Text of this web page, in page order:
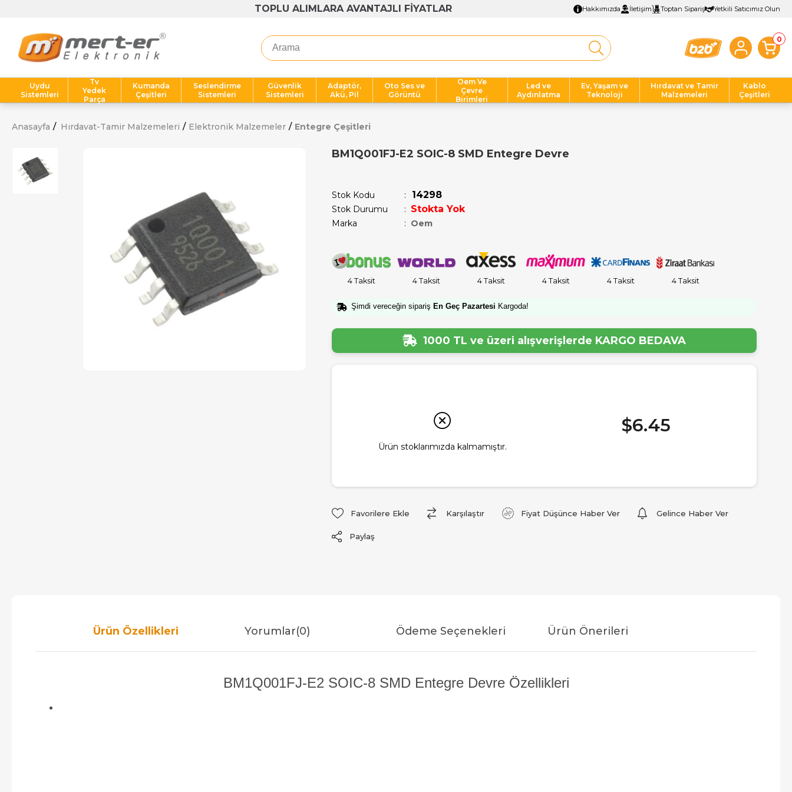
1000 TL ÜZERİ ÜCRETSİZ KARGO Hakkımızda İletişim Toptan Sipariş Yetkili Satıcımız Olun
0
Uydu
Sistemleri
Tv
Yedek
Parça
Kumanda
Çeşitleri
Seslendirme
Sistemleri
Güvenlik
Sistemleri
Adaptör,
Akü, Pil
Oto Ses ve
Görüntü
Oem Ve
Çevre
Birimleri
Led ve
Aydınlatma
Ev, Yaşam ve
Teknoloji
Hırdavat ve Tamir
Malzemeleri
Kablo
Çeşitleri
Anasayfa Hırdavat-Tamir Malzemeleri Elektronik Malzemeler Entegre Çeşitleri
BM1Q001FJ-E2 SOIC-8 SMD Entegre Devre
Stok Kodu 14298
Stok Durumu : Stokta Yok
Marka : Oem
4 Taksit 4 Taksit 4 Taksit 4 Taksit 4 Taksit 4 Taksit
Şimdi vereceğin sipariş En Geç Pazartesi Kargoda!
1000 TL ve üzeri alışverişlerde KARGO BEDAVA
Ürün stoklarımızda kalmamıştır.
$6.45
Favorilere Ekle Karşılaştır Fiyat Düşünce Haber Ver Gelince Haber Ver
Paylaş
Ürün Özellikleri Yorumlar(0) Ödeme Seçenekleri Ürün Önerileri
BM1Q001FJ-E2 SOIC-8 SMD Entegre Devre Özellikleri